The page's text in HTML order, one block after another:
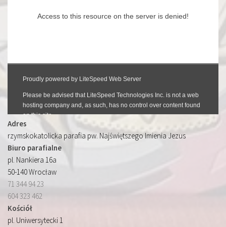
Adres
rzymskokatolicka parafia pw. Najświętszego Imienia Jezus
Biuro parafialne
pl. Nankiera 16a
50-140 Wrocław
71 344 94 23
604 323 462
Kościół
pl. Uniwersytecki 1